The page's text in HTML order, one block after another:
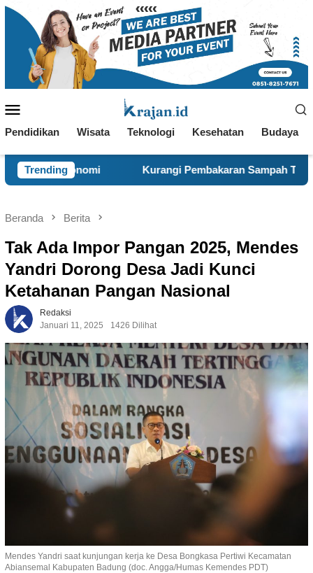
Loncat
Mobile
Pendidikan Wisata Teknologi Kesehatan Budaya
Trending
Kurangi Pembakaran Sampah Terbuka, KKN 120 dan
Beranda Berita
Tak Ada Impor Pangan 2025, Mendes
Yandri Dorong Desa Jadi Kunci
Ketahanan Pangan Nasional
Redaksi
Januari 11, 2025
1426 Dilihat
Mendes Yandri saat kunjungan kerja ke Desa Bongkasa Pertiwi Kecamatan
Abiansemal Kabupaten Badung (doc. Angga/Humas Kemendes PDT)